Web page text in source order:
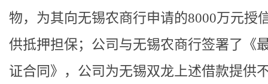
物，为其向无锡农商行申请的8000万元授
供抵押担保；公司与无锡农商行签署了《
证合同》，公司为无锡双龙上述借款提供